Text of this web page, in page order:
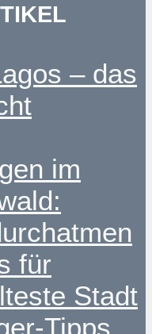
– das
im
für
Stadt
Tipps